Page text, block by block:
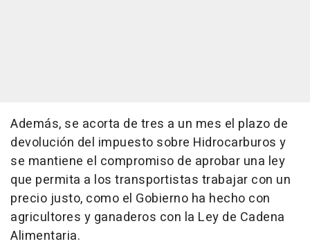
Además, se acorta de tres a un mes el plazo de
devolución del impuesto sobre Hidrocarburos y
se mantiene el compromiso de aprobar una ley
que permita a los transportistas trabajar con un
precio justo, como el Gobierno ha hecho con
agricultores y ganaderos con la Ley de Cadena
Alimentaria.